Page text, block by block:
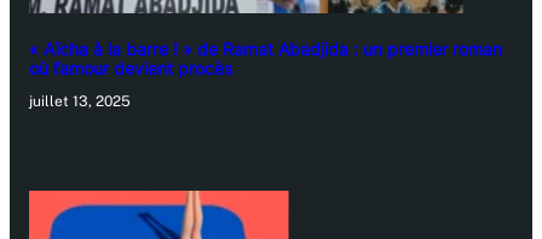
« Aïcha à la barre ! » de Ramat Abadjida : un premier roman
où l’amour devient procès
juillet 13, 2025